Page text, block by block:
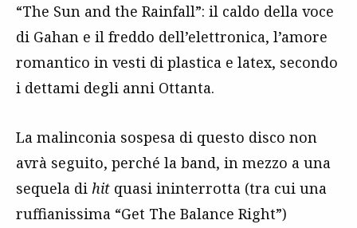
“The Sun and the Rainfall”: il caldo della voce
di Gahan e il freddo dell’elettronica, l’amore
romantico in vesti di plastica e latex, secondo
i dettami degli anni Ottanta.
La malinconia sospesa di questo disco non
avrà seguito, perché la band, in mezzo a una
sequela di hit quasi ininterrotta (tra cui una
ruffianissima “Get The Balance Right”)